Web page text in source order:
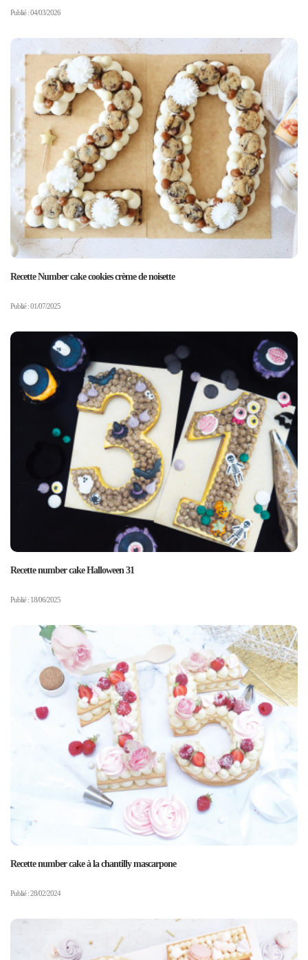
Publié : 04/03/2026
Recette Number cake cookies crème de noisette
Publié : 01/07/2025
Recette number cake Halloween 31
Publié : 18/06/2025
Recette number cake à la chantilly mascarpone
Publié : 28/02/2024